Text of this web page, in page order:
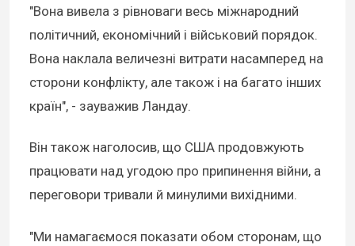
"Вона вивела з рівноваги весь міжнародний
політичний, економічний і військовий порядок.
Вона наклала величезні витрати насамперед на
сторони конфлікту, але також і на багато інших
країн", - зауважив Ландау.
Він також наголосив, що США продовжують
працювати над угодою про припинення війни, а
переговори тривали й минулими вихідними.
"Ми намагаємося показати обом сторонам, що